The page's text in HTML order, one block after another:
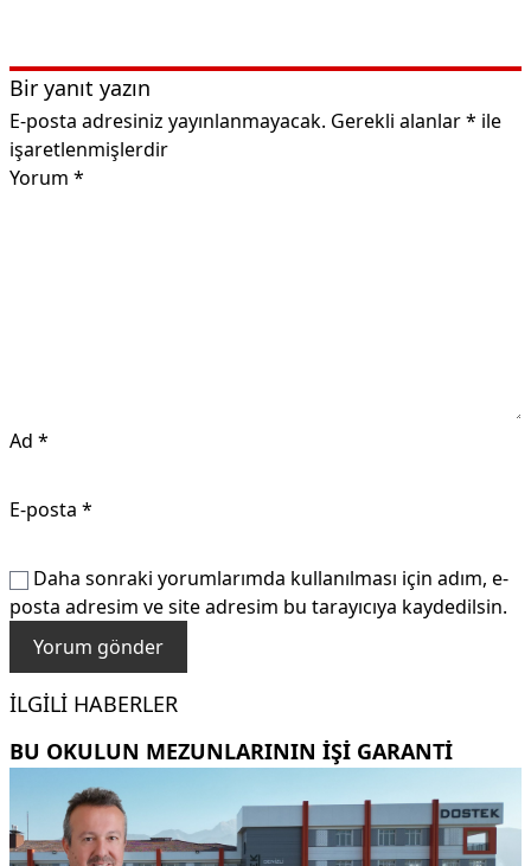
Bir yanıt yazın
E-posta adresiniz yayınlanmayacak. Gerekli alanlar* ile
işaretlenmişlerdir
Yorum *
Ad *
E-posta *
Daha sonraki yorumlarımda kullanılması için adım, e-
posta adresim ve site adresim bu tarayıcıya kaydedilsin.
İLGILI HABERLER
BU OKULUN MEZUNLARININ IŞI GARANTI